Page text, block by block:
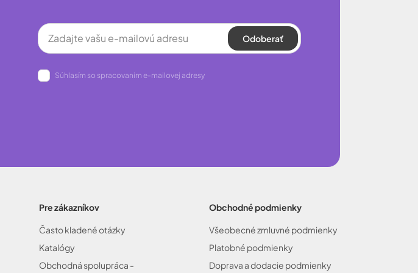
Odoberať
Súhlasím so spracovanim e-mailovej adresy
Pre zákazníkov
Často kladené otázky
Katalógy
Obchodná spolupráca -
Obchodné podmienky
Všeobecné zmluvné podmienky
Platobné podmienky
Doprava a dodacie podmienky